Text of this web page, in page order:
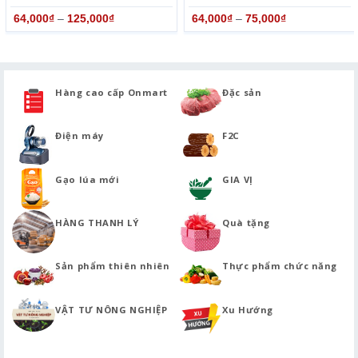
64,000₫ – 125,000₫ 64,000₫ – 75,000₫
Hàng cao cấp Onmart Đặc sản
Điện máy F2C
Gạo lúa mới GIA VỊ
HÀNG THANH LÝ Quà tặng
Sản phẩm thiên nhiên Thực phẩm chức năng
VẬT TƯ NÔNG NGHIỆP Xu Hướng